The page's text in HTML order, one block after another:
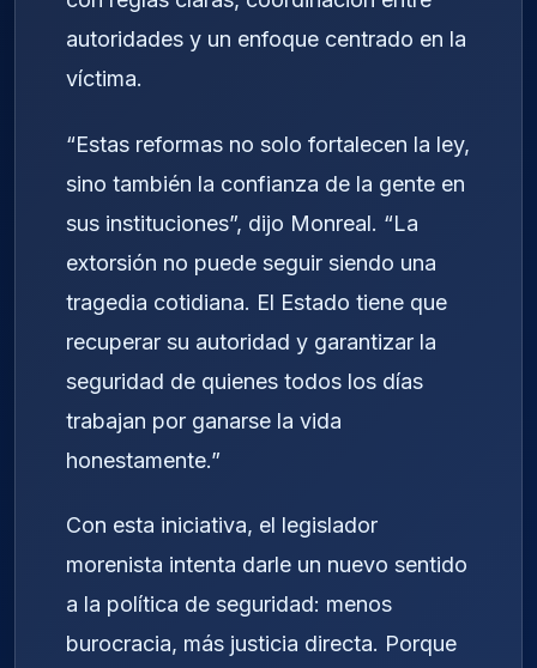
autoridades y un enfoque centrado en la
víctima.
“Estas reformas no solo fortalecen la ley,
sino también la confianza de la gente en
sus instituciones”, dijo Monreal. “La
extorsión no puede seguir siendo una
tragedia cotidiana. El Estado tiene que
recuperar su autoridad y garantizar la
seguridad de quienes todos los días
trabajan por ganarse la vida
honestamente.”
Con esta iniciativa, el legislador
morenista intenta darle un nuevo sentido
a la política de seguridad: menos
burocracia, más justicia directa. Porque